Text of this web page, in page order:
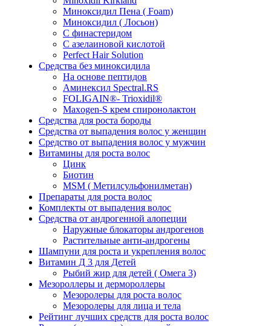
Миноксидил Пена ( Foam)
Миноксидил ( Лосьон)
С финастеридом
C азелаиновой кислотой
Perfect Hair Solution
Средства без миноксидила
На основе пептидов
Аминексил Spectral.RS
FOLIGAIN®- Trioxidil®
Maxogen-S крем спиронолактон
Средства для роста бороды
Средства от выпадения волос у женщин
Средство от выпадения волос у мужчин
Витамины для роста волос
Цинк
Биотин
MSM ( Метилсульфонилметан)
Препараты для роста волос
Комплекты от выпадения волос
Средства от андрогенной алопеции
Наружные блокаторы андрогенов
Растительные анти-андрогены
Шампуни для роста и укрепления волос
Витамин Д 3 для Детей
Рыбий жир для детей ( Омега 3)
Мезороллеры и дермороллеры
Мезоролеры для роста волос
Мезоролеры для лица и тела
Рейтинг лучших средств для роста волос